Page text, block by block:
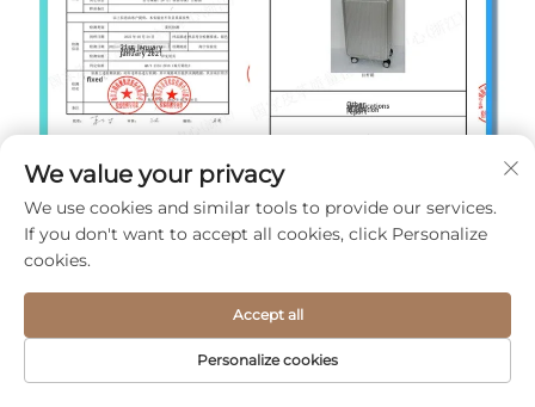
We value your privacy
We use cookies and similar tools to provide our services.
If you don't want to accept all cookies, click Personalize
cookies.
Personalize cookies
Accept all